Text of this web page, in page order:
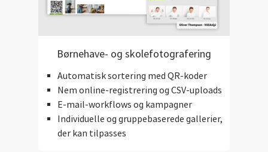
Børnehave- og skolefotografering
Automatisk sortering med QR-koder
Nem online-registrering og CSV-uploads
E-mail-workflows og kampagner
Individuelle og gruppebaserede gallerier,
der kan tilpasses